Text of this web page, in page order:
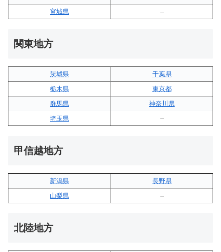
宮城県
–
関東地方
茨城県
千葉県
栃木県
東京都
群馬県
神奈川県
埼玉県
–
甲信越地方
新潟県
長野県
山梨県
–
北陸地方